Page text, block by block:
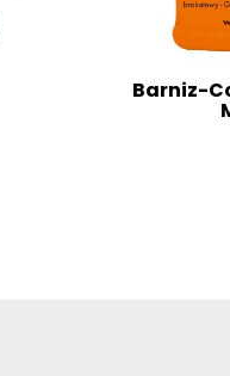
Barniz-